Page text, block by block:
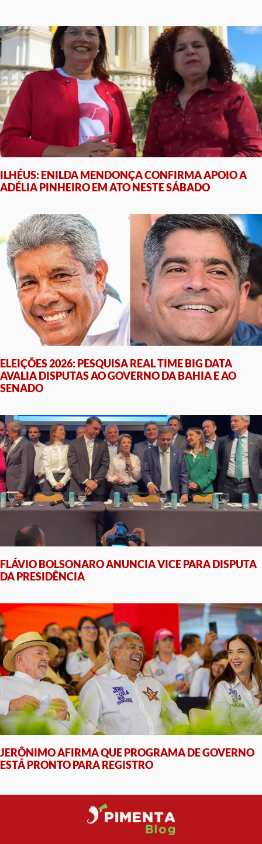
ILHÉUS: ENILDA MENDONÇA CONFIRMA APOIO A
ADÉLIA PINHEIRO EM ATO NESTE SÁBADO
ELEIÇÕES 2026: PESQUISA REAL TIME BIG DATA
AVALIA DISPUTAS AO GOVERNO DA BAHIA E AO
SENADO
FLÁVIO BOLSONARO ANUNCIA VICE PARA DISPUTA
DA PRESIDÊNCIA
JERÔNIMO AFIRMA QUE PROGRAMA DE GOVERNO
ESTÁ PRONTO PARA REGISTRO